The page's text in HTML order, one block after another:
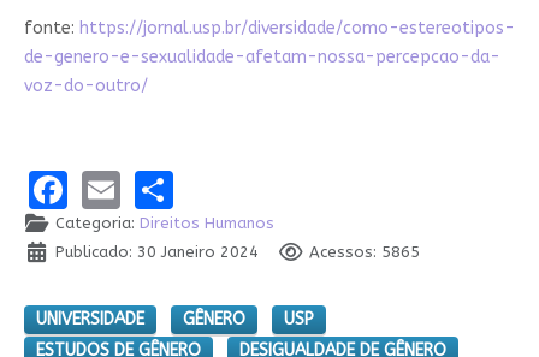
fonte: https://jornal.usp.br/diversidade/como-estereotipos-
de-genero-e-sexualidade-afetam-nossa-percepcao-da-
voz-do-outro/
Facebook
EmailShare
Categoria: Direitos Humanos
Publicado: 30 Janeiro 2024
Acessos: 5865
UNIVERSIDADE GÊNERO
USP
ESTUDOS DE GÊNERO
DESIGUALDADE DE GÊNERO